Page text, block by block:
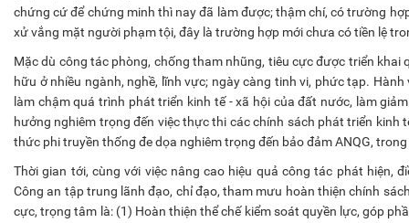
chứng cứ để chứng minh thì nay đã làm được; thậm chí, có trường
xử vắng mặt người phạm tội, đây là trường hợp mới chưa có tiền lệ
Mặc dù công tác phòng, chống tham nhũng, tiêu cực được triển
hữu ở nhiều ngành, nghề, lĩnh vực; ngày càng tinh vi, phức tạp.
làm chậm quá trình phát triển kinh tế - xã hội của đất nước, làm
hưởng nghiêm trọng đến việc thực thi các chính sách phát triển
thức phi truyền thống đe dọa nghiêm trọng đến bảo đảm ANQG,
Thời gian tới, cùng với việc nâng cao hiệu quả công tác phát hiện,
Công an tập trung lãnh đạo, chỉ đạo, tham mưu hoàn thiện chính
cực, trọng tâm là: (1) Hoàn thiện thể chế kiểm soát quyền lực, góp